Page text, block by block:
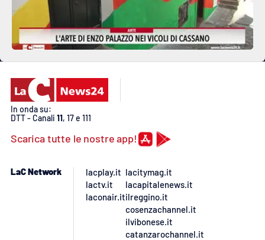
In onda su:
DTT - Canali 11, 17 e 111
Scarica tutte le nostre app!
LaC Network
lacplay.it
lactv.it
laconair.it
lacitymag.it
lacapitalenews.it
ilreggino.it
cosenzachannel.it
ilvibonese.it
catanzarochannel.it